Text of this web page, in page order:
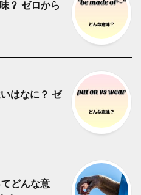
？ ゼロから
はなに？ ゼ
どんな意